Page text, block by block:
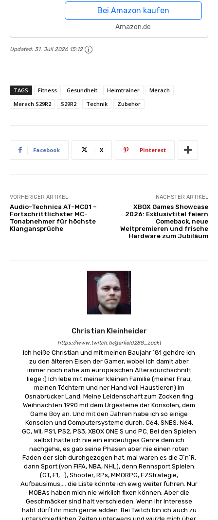
Automatischem Widerstand, 10 KG...
Bei Amazon kaufen
Amazon.de
Updated: 31. Juli 2026 15:12
TAGS Fitness Gesundheit Heimtrainer
Merach
Merach S29R2
S29R2 Technik Zubehör
Facebook X Pinterest
VORHERIGER ARTIKEL
Audio-Technica AT-MCD1 –
Fortschrittlichster MC-
Tonabnehmer für höchste
Klangansprüche
NÄCHSTER ARTIKEL
XBOX Games Showcase
2026: Exklusivtitel feiern
Comeback, neue
Weltpremieren und frische
Hardware zum Jubiläum
Christian Kleinheider
https://www.twitch.tv/garfield288_zockt
Ich heiße Christian und mit meinen Baujahr ´81 gehöre ich
zu den älteren Eisen der Gamer, wobei ich damit aber
immer noch nahe am europäischen Altersdurchschnitt
liege :) Ich lebe mit meiner kleinen Familie (meiner Frau,
meinen Töchtern und ner Hand voll Haustieren) im
Osnabrücker Land. Meine Leidenschaft zum Zocken fing
Weihnachten 1990 mit dem Urgesteine der Konsolen, dem
Game Boy an. Und mit den Jahren habe ich so einige
Konsolen und Computersysteme durch, C64, SNES, N64,
GC, WII, PS1, PS2, PS3, XBOX ONE S und PC. Bei den Spielen
selbst hatte ich nie ein eindeutiges Genre dem ich
nachgehe, es gab seine Phasen aber nie einen roten
Faden der sich durchgezogen hat. mal waren es die J´n´R,
dann Sport (von FiFA, NBA, NHL), denn Rennsport Spielen
(GT, F1,...), Shooter, RPs, MMORPG, EZStrategie,
Aufbausimus,... die Liste könnte ich ewig weiter führen. Nur
MOBAs haben mich nie wirklich fixen können. Aber die
Geschmäcker sind halt verschieden. Wenn ihr Interesse
habt dürft ihr mich gerne adden. Bei Twitch bin ich auch zu